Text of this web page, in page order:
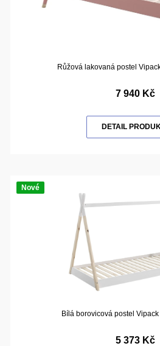
Růžová lakovaná postel
7 940 Kč
DETAIL
Nové
Bílá borovicová postel
5 373 Kč